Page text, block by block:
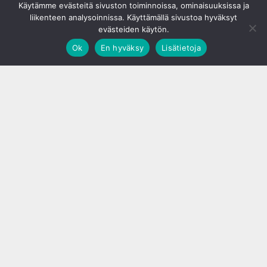
Käytämme evästeitä sivuston toiminnoissa, ominaisuuksissa ja
liikenteen analysoinnissa. Käyttämällä sivustoa hyväksyt
evästeiden käytön.
Ok
En hyväksy Lisätietoja